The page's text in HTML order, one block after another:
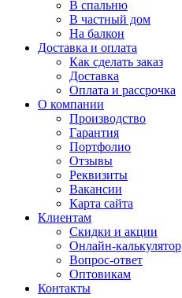
В спальню
В частный дом
На балкон
Доставка и оплата
Как сделать заказ
Доставка
Оплата и рассрочка
О компании
Производство
Гарантия
Портфолио
Отзывы
Реквизиты
Вакансии
Карта сайта
Клиентам
Скидки и акции
Онлайн-калькулятор
Вопрос-ответ
Оптовикам
Контакты